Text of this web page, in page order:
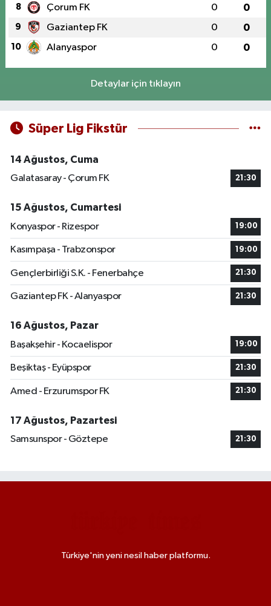
8 Çorum FK 0 0
9 Gaziantep FK 0 0
10 Alanyaspor 0 0
Detaylar için tıklayın
Süper Lig Fikstür
14 Ağustos, Cuma
Galatasaray - Çorum FK
21:30
15 Ağustos, Cumartesi
Konyaspor - Rizespor
19:00
Kasımpaşa - Trabzonspor 19:00
Gençlerbirliği S.K. - Fenerbahçe 21:30
Gaziantep FK - Alanyaspor 21:30
16 Ağustos, Pazar
Başakşehir - Kocaelispor
19:00
Beşiktaş - Eyüpspor 21:30
Amed - Erzurumspor FK 21:30
17 Ağustos, Pazartesi
Samsunspor - Göztepe
21:30
Türkiye'nin yeni nesil haber platformu.